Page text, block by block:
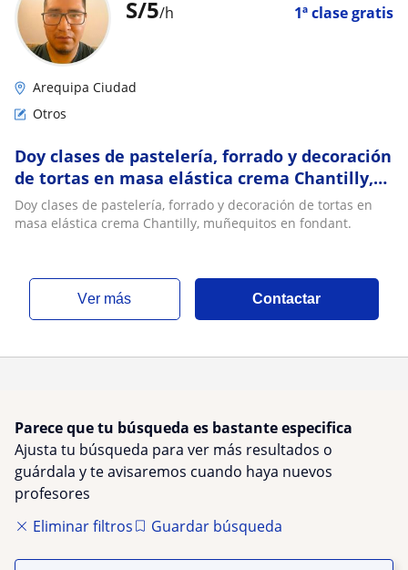
S/5/h 1ª clase gratis
Arequipa Ciudad
Otros
Doy clases de pastelería, forrado y decoración
de tortas en masa elástica crema Chantilly,
muñequitos en fondant
Doy clases de pastelería, forrado y decoración de tortas en
masa elástica crema Chantilly, muñequitos en fondant.
ver más Contactar
Parece que tu búsqueda es bastante especifica
Ajusta tu búsqueda para ver más resultados o
guárdala y te avisaremos cuando haya nuevos
profesores
Eliminar filtros
Guardar búsqueda